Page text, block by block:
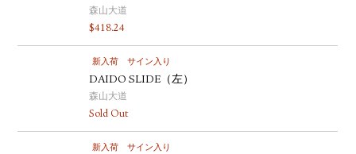
森山大道
$418.24
新入荷 サイン入り
DAIDO SLIDE（左）
森山大道
Sold Out
新入荷 サイン入り